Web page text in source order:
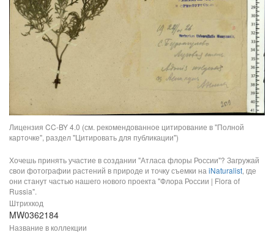
Лицензия CC-BY 4.0 (см. рекомендованное цитирование в "Полной
карточке", раздел "Цитировать для публикации")
Хочешь принять участие в создании "Атласа флоры России"? Загружай
свои фотографии растений в природе и точку съемки на iNaturalist, где
они станут частью нашего нового проекта "Флора России | Flora of
Russia".
Штрихкод
MW0362184
Название в коллекции